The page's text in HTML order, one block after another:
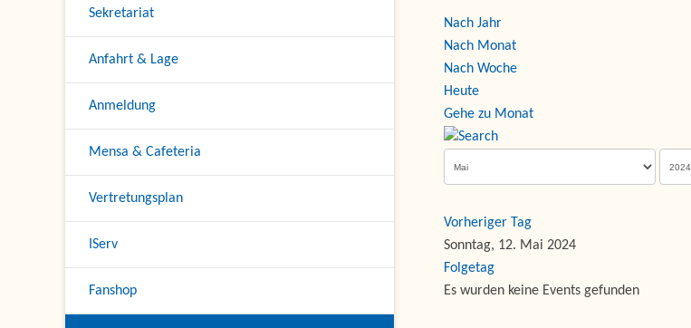
Sekretariat
Anfahrt & Lage
Anmeldung
Mensa & Cafeteria
Vertretungsplan
IServ
Fanshop
Nach Jahr
Nach Monat
Nach Woche
Heute
Gehe zu Monat
Vorheriger Tag
Sonntag, 12. Mai 2024
Folgetag
Es wurden keine Events gefunden